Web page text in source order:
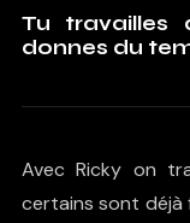
Tu
donnes du
Avec Ricky on
certains sont déjà